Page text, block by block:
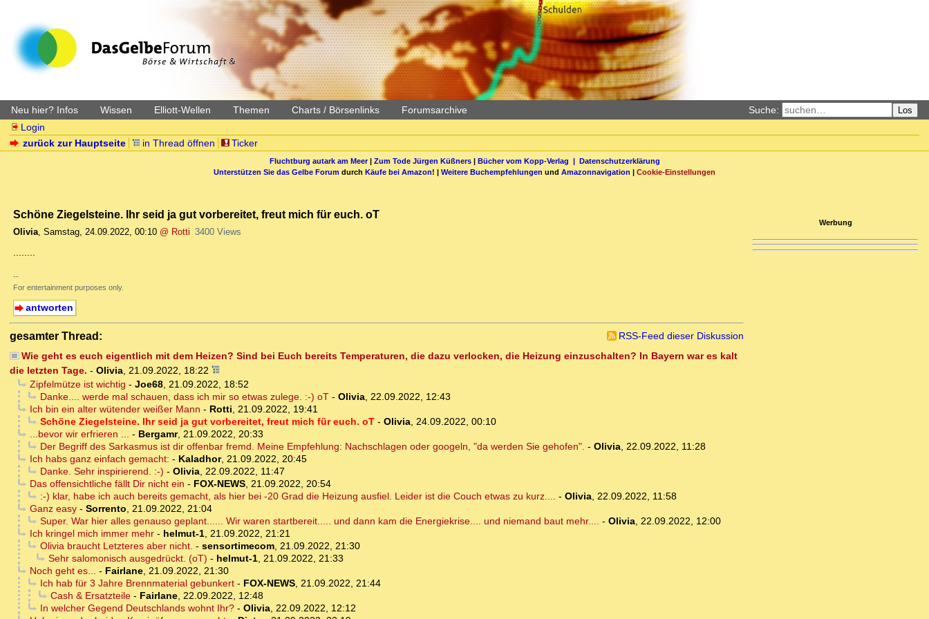
Neu hier? Infos Wissen Elliott-Wellen Themen Charts / Börsenlinks Forumsarchive Suche: Los
Login
zurück zur Hauptseite
in Thread öffnen Ticker
Fluchtburg autark am Meer| Zum Tode Jürgen Küßners| Bücher vom Kopp-Verlag | Datenschutzerklärung
Unterstützen Sie das Gelbe Forum durch Käufe bei Amazon! | Weitere Buchempfehlungen und Amazonnavigation | Cookie-Einstellungen
Schöne Ziegelsteine. Ihr seid ja gut vorbereitet, freut mich für euch. oT
Olivia, Samstag, 24.09.2022, 00:10 @ Rotti 3400 Views
........
--
For entertainment purposes only.
antworten
gesamter Thread:
RSS-Feed dieser Diskussion
Wie geht es euch eigentlich mit dem Heizen? Sind bei Euch bereits Temperaturen, die dazu verlocken, die Heizung einzuschalten? In Bayern war es kalt
die letzten Tage. - Olivia, 21.09.2022, 18:22
Zipfelmütze ist wichtig - Joe68, 21.09.2022, 18:52
Danke.... werde mal schauen, dass ich mir so etwas zulege. :-) oT- Olivia, 22.09.2022, 12:43
Ich bin ein alter wütender weißer Mann - Rotti, 21.09.2022, 19:41
Schöne Ziegelsteine. Ihr seid ja gut vorbereitet, freut mich für euch. oT- Olivia, 24.09.2022, 00:10
...bevor wir erfrieren ... - Bergamr, 21.09.2022, 20:33
Der Begriff des Sarkasmus ist dir offenbar fremd. Meine Empfehlung: Nachschlagen oder googeln, "da werden Sie gehofen". - Olivia, 22.09.2022, 11:28
Ich habs ganz einfach gemacht: - Kaladhor, 21.09.2022, 20:45
Danke. Sehr inspirierend. :-) - Olivia, 22.09.2022, 11:47
Das offensichtliche fällt Dir nicht ein - FOX-NEWS, 21.09.2022, 20:54
:-) klar, habe ich auch bereits gemacht, als hier bei -20 Grad die Heizung ausfiel. Leider ist die Couch etwas zu kurz.... - Olivia, 22.09.2022, 11:58
Ganz easy- Sorrento, 21.09.2022, 21:04
Super. War hier alles genauso geplant...... Wir waren startbereit..... und dann kam die Energiekrise.... und niemand baut mehr.... - Olivia, 22.09.2022, 12:00
Ich kringel mich immer mehr- helmut-1, 21.09.2022, 21:21
Olivia braucht Letzteres aber nicht. - sensortimecom, 21.09.2022, 21:30
Sehr salomonisch ausgedrückt. (oT) - helmut-1, 21.09.2022, 21:33
Noch geht es... - Fairlane, 21.09.2022, 21:30
Ich hab für 3 Jahre Brennmaterial gebunkert- FOX-NEWS, 21.09.2022, 21:44
Cash & Ersatzteile- Fairlane, 22.09.2022, 12:48
In welcher Gegend Deutschlands wohnt Ihr?- Olivia, 22.09.2022, 12:12
Werbung